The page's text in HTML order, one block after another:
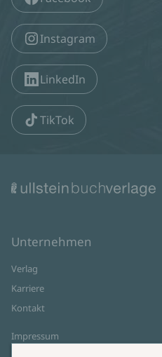
Instagram
LinkedIn
TikTok
Unternehmen
Verlag
Karriere
Kontakt
Impressum